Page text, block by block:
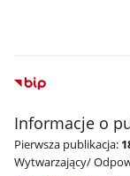
Informacje o
Pierwsza publikacja:
Wytwarzający/